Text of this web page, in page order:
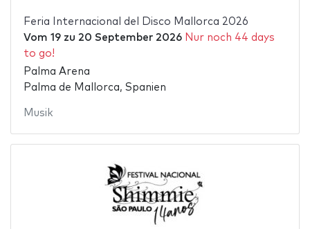
Feria Internacional del Disco Mallorca 2026
Vom 19zu 20 September 2026 Nur noch 44 days
to go!
Palma Arena
Palma de Mallorca, Spanien
Musik